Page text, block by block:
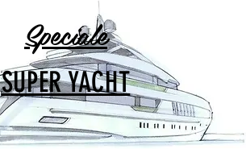
Speciale
SUPER YACHT